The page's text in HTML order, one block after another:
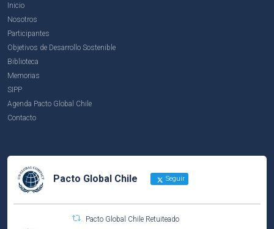
Inicio
Nosotros
Participantes
Objetivos de Desarrollo Sostenible
Biblioteca
Memorias
SIPP
Agenda Pacto Global Chile
Contacto
Pacto Global Chile Seguir
Pacto Global Chile Retuiteado